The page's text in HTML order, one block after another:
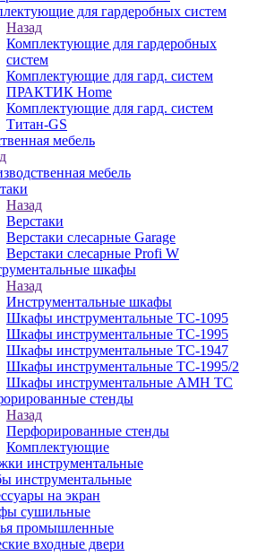
для гардеробных систем
Назад
Комплектующие для гардеробных
систем
Комплектующие для гард. систем
ПРАКТИК Home
Комплектующие для гард. систем
Титан-GS
мебель
мебель
Назад
Верстаки
Верстаки слесарные Garage
Верстаки слесарные Profi W
шкафы
Назад
Инструментальные шкафы
Шкафы инструментальные TC-1095
Шкафы инструментальные TC-1995
Шкафы инструментальные TC-1947
Шкафы инструментальные TC-1995/2
Шкафы инструментальные AMH TC
стенды
Назад
Перфорированные стенды
Комплектующие
инструментальные
инструментальные
на экран
сушильные
промышленные
входные двери